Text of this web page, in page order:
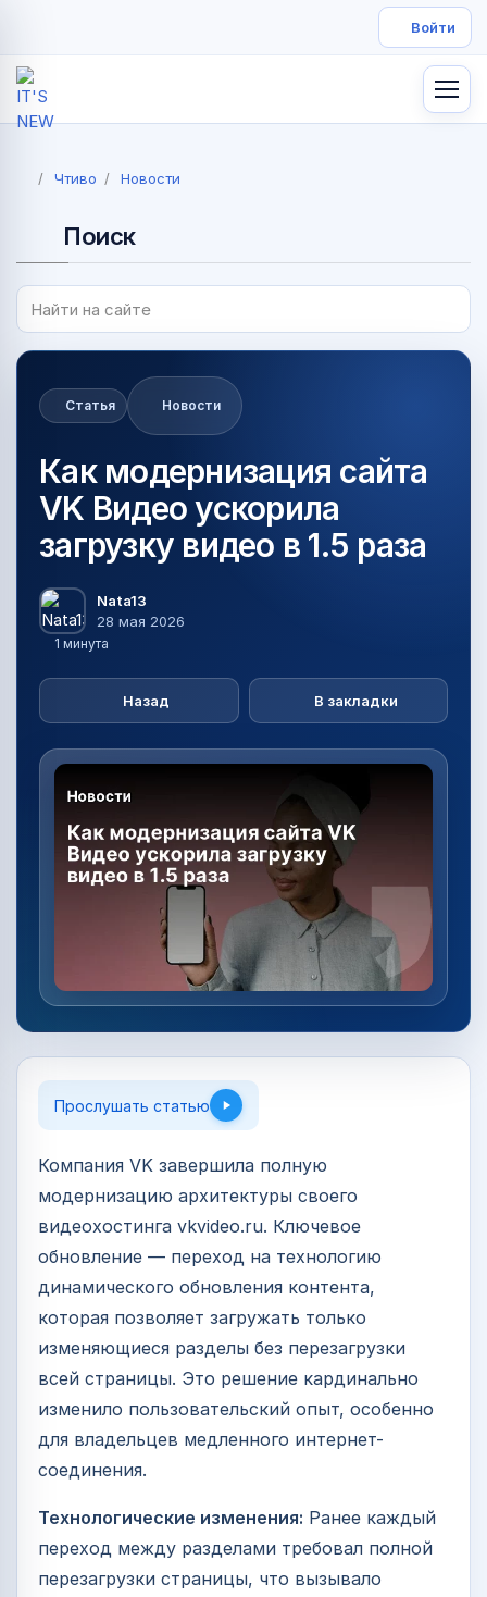
Чтиво Новости
Поиск
Статья Новости
Как модернизация сайта
VK Видео ускорила
загрузку видео в 1.5 раза
Nata13
28 мая 2026
1 минута
Назад В закладки
Прослушать статью
Компания VK завершила полную
модернизацию архитектуры своего
видеохостинга vkvideo.ru. Ключевое
обновление — переход на технологию
динамического обновления контента,
которая позволяет загружать только
изменяющиеся разделы без перезагрузки
всей страницы. Это решение кардинально
изменило пользовательский опыт, особенно
для владельцев медленного интернет-
соединения.
Технологические изменения: Ранее каждый
переход между разделами требовал полной
перезагрузки страницы, что вызывало